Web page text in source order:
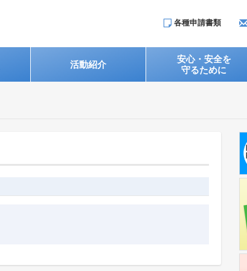
各種申請書類
活動紹介
安心・安全を
守るために